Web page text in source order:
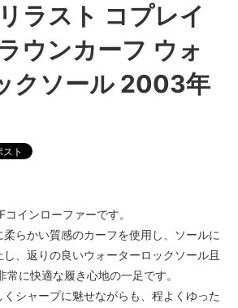
ラスト コプレイ
ウンカーフ ウォ
クソール 2003年
インローファーです。
柔らかい質感のカーフを使用し、ソールに
、返りの良いウォーターロックソール且
常に快適な履き心地の一足です。
くシャープに魅せながらも、程よくゆった